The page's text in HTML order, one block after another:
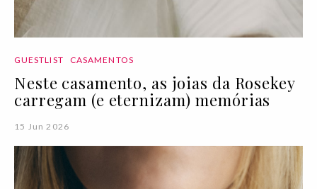
GUESTLIST CASAMENTOS
Neste casamento, as joias da Rosekey
carregam (e eternizam) memórias
15 Jun 2026